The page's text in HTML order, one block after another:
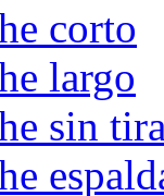
corto
largo
sin